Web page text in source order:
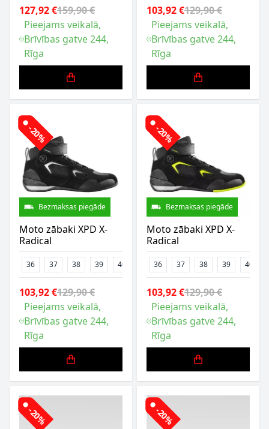
127,92 €159,90 €
Pieejams veikalā,
Brīvības gatve 244,
Rīga
103,92 €129,90 €
Pieejams veikalā,
Brīvības gatve 244,
Rīga
-20%
Bezmaksas piegāde
Moto zābaki XPD X-
Radical
36 37 38 39 40
103,92 €129,90 €
Pieejams veikalā,
Brīvības gatve 244,
Rīga
-20%
Bezmaksas piegāde
Moto zābaki XPD X-
Radical
36 37 38 39 40
103,92 €129,90 €
Pieejams veikalā,
Brīvības gatve 244,
Rīga
-20% -20%